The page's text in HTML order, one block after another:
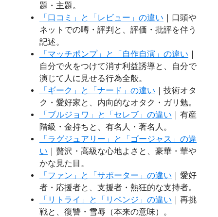
題・主題。
「口コミ」と「レビュー」の違い ｜口頭や
ネットでの噂・評判と、評価・批評を伴う
記述。
「マッチポンプ」と「自作自演」の違い ｜
自分で火をつけて消す利益誘導と、自分で
演じて人に見せる行為全般。
「ギーク」と「ナード」の違い ｜技術オタ
ク・愛好家と、内向的なオタク・ガリ勉。
「ブルジョワ」と「セレブ」の違い ｜有産
階級・金持ちと、有名人・著名人。
「ラグジュアリー」と「ゴージャス」の違
い ｜贅沢・高級な心地よさと、豪華・華や
かな見た目。
「ファン」と「サポーター」の違い ｜愛好
者・応援者と、支援者・熱狂的な支持者。
「リトライ」と「リベンジ」の違い ｜再挑
戦と、復讐・雪辱（本来の意味）。